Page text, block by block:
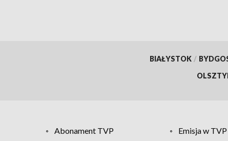
BIAŁYSTOK /
Abonament TVP Emisja w TVP